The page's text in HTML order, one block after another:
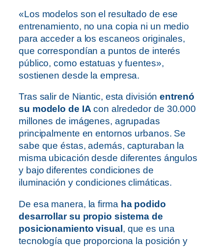
«Los modelos son el resultado de ese
entrenamiento, no una copia ni un medio
para acceder a los escaneos originales,
que correspondían a puntos de interés
público, como estatuas y fuentes»,
sostienen desde la empresa.
Tras salir de Niantic, esta divisiónentrenó
su modelo de IA con alrededor de 30.000
millones de imágenes, agrupadas
principalmente en entornos urbanos. Se
sabe que éstas, además, capturaban la
misma ubicación desde diferentes ángulos
y bajo diferentes condiciones de
iluminación y condiciones climáticas.
De esa manera, la firma ha podido
desarrollar su propio sistema de
posicionamiento visual, que es una
tecnología que proporciona la posición y